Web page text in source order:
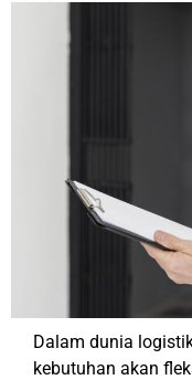
Dalam dunia
kebutuhan akan